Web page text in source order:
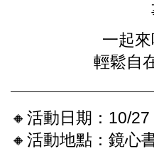
一起
輕鬆自
🔸活動日期：10/
🔸活動地點：鏡心